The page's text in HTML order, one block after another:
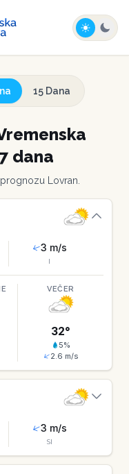
15 Dana
dana
Lovran
3 m/s
I
VEČER
32°
5%
2.6 m/s
3 m/s
SI